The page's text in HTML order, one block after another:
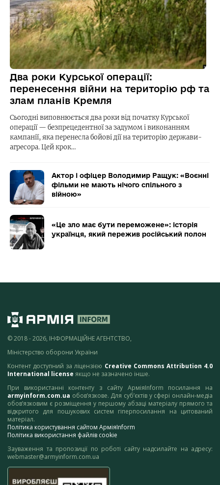
Два роки Курської операції:
перенесення війни на територію рф та
злам планів Кремля
Сьогодні виповнюється два роки від початку Курської
операції — безпрецедентної за задумом і виконанням
кампанії, яка перенесла бойові дії на територію держави-
агресора. Цей крок…
Актор і офіцер Володимир Ращук: «Воєнні
фільми не мають нічого спільного з
війною»
«Це зло має бути переможене»: історія
українця, який пережив російський полон
© 2018 - 2026, ІНФОРМАЦІЙНЕ АГЕНТСТВО,
Міністерство оборони України
Контент доступний за ліцензією Creative Commons Attribution 4.0
International license якщо не зазначено інше.
При використанні контенту з сайту АрміяInform посилання на
armyinform.com.ua обов’язкове. Для суб’єктів у сфері онлайн-медіа
обов’язковим є розміщення у першому абзаці матеріалу прямого та
відкритого для пошукових систем гіперпосилання на цитований
матеріал.
Політика користування сайтом АрміяInform
Політика використання файлів cookie
Зауваження та пропозиції по роботі сайту надсилайте на адресу:
webmaster@armyinform.com.ua